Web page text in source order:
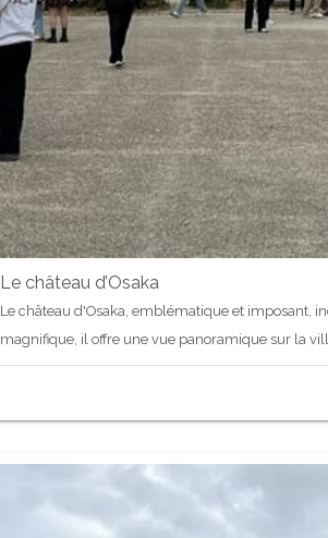
Le château d’Osaka
Le château d'Osaka, emblématique et imposant,
magnifique, il offre une vue panoramique sur la